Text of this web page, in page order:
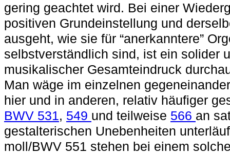
gering geachtet wird. Bei einer
positiven Grundeinstellung und
ausgeht, wie sie für “anerkanntere”
selbstverständlich sind, ist ein solider
musikalischer Gesamteindruck
Man wäge im einzelnen
hier und in anderen, relativ häufiger
BWV 531, 549 und teilweise 566 an
gestalterischen Unebenheiten
moll/BWV 551 stehen bei einem